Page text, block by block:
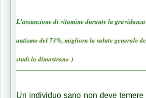
L'assunzione di vitamine durante la
autismo del 73%, migliora la salute generale
studi lo dimostrano )
Un individuo sano non deve